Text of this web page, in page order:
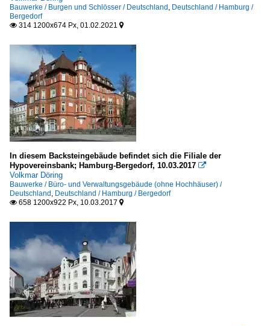
Deutschland
Wohnbauten
Deutschland
2017
Bauwerke / Burgen und Schlösser / Deutschland , Deutschland / Hamburg /
Bergedorf
 314 1200x674 Px, 01.02.2021 
In diesem Backsteingebäude befindet sich die Filiale der
Hypovereinsbank; Hamburg-Bergedorf, 10.03.2017 
Volkmar Döring
Bauwerke / Büro- und Verwaltungsgebäude (ohne Hochhäuser) /
Deutschland , Deutschland / Hamburg / Bergedorf
 658 1200x922 Px, 10.03.2017 